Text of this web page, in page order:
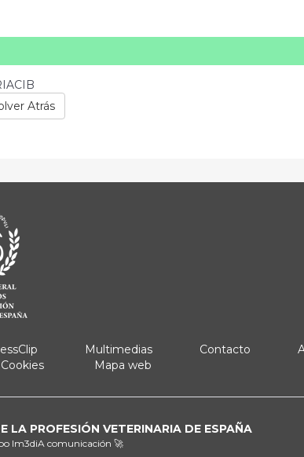
Atrás
Multimedias Contacto
Mapa web
PROFESIÓN VETERINARIA DE ESPAÑA
Im3diA comunicación 🚀